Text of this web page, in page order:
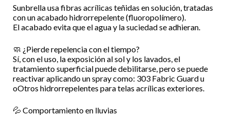
Sunbrella usa fibras acrílicas teñidas en solución, tratadas
con un acabado hidrorrepelente (fluoropolímero).
El acabado evita que el agua y la suciedad se adhieran.
🧼 ¿Pierde repelencia con el tiempo?
Sí, con el uso, la exposición al sol y los lavados, el
tratamiento superficial puede debilitarse, pero se puede
reactivar aplicando un spray como: 303 Fabric Guard u
oOtros hidrorrepelentes para telas acrílicas exteriores.
💦 Comportamiento en lluvias